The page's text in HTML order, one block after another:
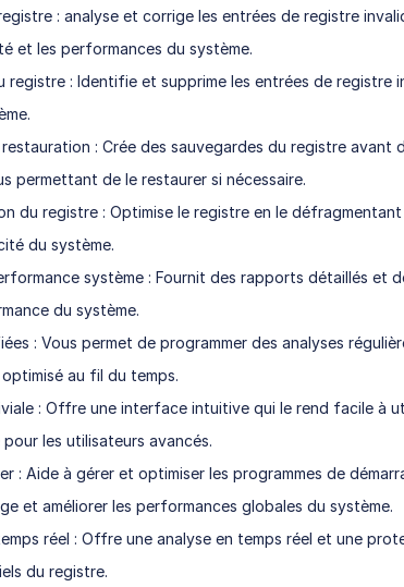
: analyse et corrige les entrées de registre
et les performances du système.
registre : Identifie et supprime les entrées de registre
: Crée des sauvegardes du registre avant
permettant de le restaurer si nécessaire.
du registre : Optimise le registre en le défragmentant
du système.
système : Fournit des rapports détaillés et
du système.
: Vous permet de programmer des analyses
au fil du temps.
: Offre une interface intuitive qui le rend facile à
les utilisateurs avancés.
: Aide à gérer et optimiser les programmes de
et améliorer les performances globales du système.
réel : Offre une analyse en temps réel et une
du registre.